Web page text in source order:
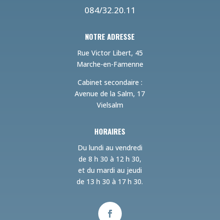
084/32.20.11
NOTRE ADRESSE
Rue Victor Libert, 45
Marche-en-Famenne
Cabinet secondaire :
Avenue de la Salm, 17
Vielsalm
HORAIRES
Du lundi au vendredi
de 8 h 30 à 12 h 30,
et du mardi au jeudi
de 13 h 30 à 17 h 30.